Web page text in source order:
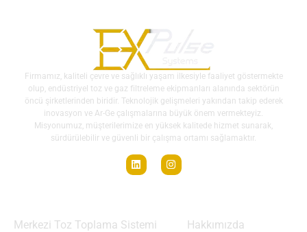
Firmamız, kaliteli çevre ve sağlıklı yaşam ilkesiyle faaliyet göstermekte
olup, endüstriyel toz ve gaz filtreleme ekipmanları alanında sektörün
öncü şirketlerinden biridir. Teknolojik gelişmeleri yakından takip ederek
inovasyon ve Ar-Ge çalışmalarına büyük önem vermekteyiz.
Misyonumuz, müşterilerimize en yüksek kalitede hizmet sunarak,
sürdürülebilir ve güvenli bir çalışma ortamı sağlamaktır.
Merkezi Toz Toplama Sistemi
Hakkımızda